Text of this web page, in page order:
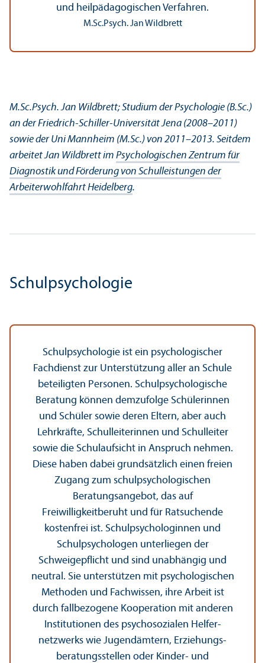
und heilpädagogischen Verfahren.
M.Sc.Psych. Jan Wildbrett
M.Sc.Psych. Jan Wildbrett; Studium der Psychologie (B.Sc.)
an der Friedrich-Schiller-Universität Jena (2008–2011)
sowie der Uni Mannheim (M.Sc.) von 2011–2013. Seitdem
arbeitet Jan Wildbrett im Psychologischen Zentrum für
Diagnostik und Förderung von Schulleistungen der
Arbeiterwohlfahrt Heidelberg.
Schulpsychologie
Schulpsychologie ist ein psychologischer
Fach­dienst zur Unter­stützung aller an Schule
beteiligten Personen. Schulpsychologische
Beratung können demzufolge Schülerinnen
und Schüler sowie deren Eltern, aber auch
Lehr­kräfte, Schulleiterinnen und Schulleiter
sowie die Schulaufsicht in Anspruch nehmen.
Diese haben dabei grundsätzlich einen freien
Zugang zum schulpsychologischen
Beratungs­angebot, das auf
Freiwilligkeitberuht und für Ratsuchende
kostenfrei ist. Schulpsychologinnen und
Schulpsychologen unter­liegen der
Schweigepflicht und sind unabhängig und
neutral. Sie unter­stützen mit psychologischen
Methoden und Fach­wissen, ihre Arbeit ist
durch fallbezogene Kooperation mit anderen
Institutionen des psychosozialen Helfer­
netzwerks wie Jugendämtern, Erziehungs­
beratungs­stellen oder Kinder- und